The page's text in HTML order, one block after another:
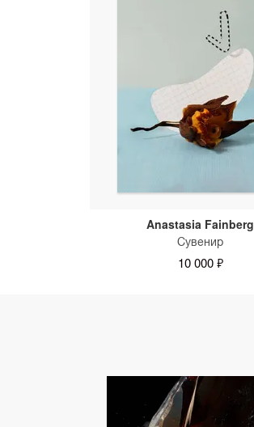
Anastasia Fainberg
Сувенир
10 000 ₽